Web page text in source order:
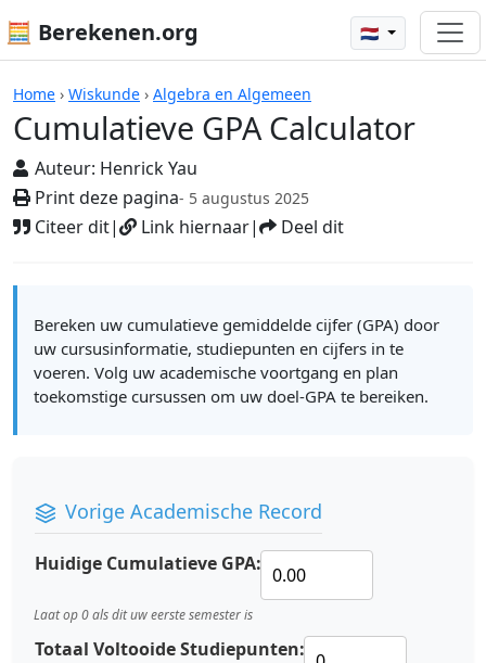
🧮 Berekenen.org 🇳🇱
Home › Wiskunde › Algebra en Algemeen
Cumulatieve GPA Calculator
Auteur: Henrick Yau
Print deze pagina- 5 augustus 2025
Citeer dit| Link hiernaar| Deel dit
Rekenmachines
Bereken uw cumulatieve gemiddelde cijfer (GPA) door
uw cursusinformatie, studiepunten en cijfers in te
voeren. Volg uw academische voortgang en plan
toekomstige cursussen om uw doel-GPA te bereiken.
Vorige Academische Record
Huidige Cumulatieve GPA:
Laat op 0 als dit uw eerste semester is
Totaal Voltooide Studiepunten: